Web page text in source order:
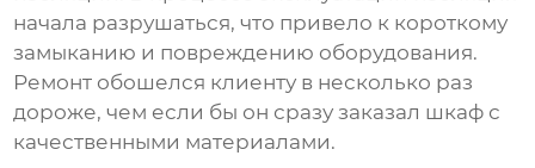
начала разрушаться, что привело к короткому
замыканию и повреждению оборудования.
Ремонт обошелся клиенту в несколько раз
дороже, чем если бы он сразу заказал шкаф с
качественными материалами.